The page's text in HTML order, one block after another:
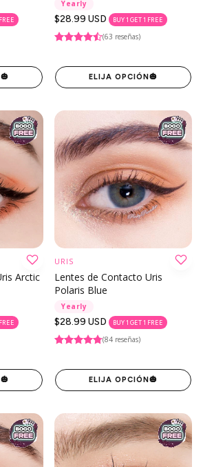
🎃
Yearly
Precio
regular
$28.99 USD BUY 1 GET 1 FREE
(63 reseñas)
ELIJA OPCIÓN 🎃
Arctic
🎃
URIS
Lentes de Contacto Uris
Polaris Blue
Yearly
Precio
regular
$28.99 USD BUY 1 GET 1 FREE
(84 reseñas)
ELIJA OPCIÓN🎃